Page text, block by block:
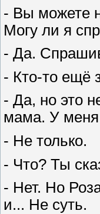
- Вы можете
Могу ли я
- Да.
- Кто-то ещё
- Да, но это
мама. У
- Не только.
- Что? Ты
- Нет. Но
и... Не суть.